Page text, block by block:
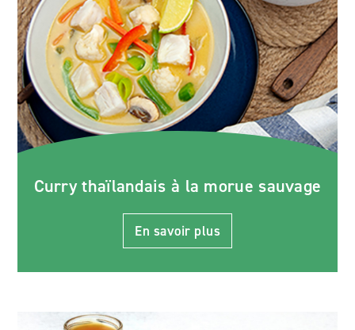
Curry thaïlandais à la morue sauvage
En savoir plus